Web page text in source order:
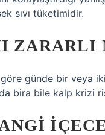
sıvı tüketimidir.
ZARARLI
günde bir veya
bira bile kalp krizi